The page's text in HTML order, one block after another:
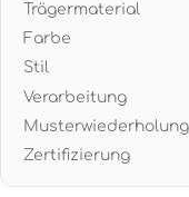
in warmen
- harmoniert
EINFACHE
einkleistern,
trocken
Trägermaterial
Farbe
Stil
Verarbeitung
Musterwiederholung
Zertifizierung